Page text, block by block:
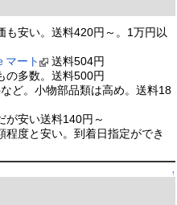
も安い。送料420円～。1万円以
マート
送料504円
の多数。送料500円
ど。小物部品類は高め。送料18
が安い送料140円～
程度と安い。到着日指定ができ
↑